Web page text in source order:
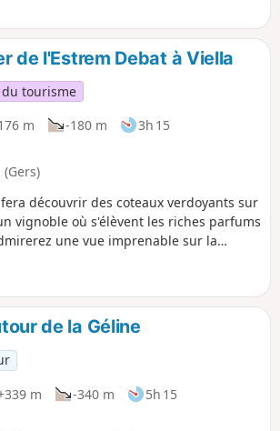
découvrirez différents milieux
verger, et peut-être aurez vous la
des animaux sauvages. En bonus, un
été installé à fin du circuit afin de vous
sous toutes ses textures : une bonne
à la nature. Bonne découverte !
de l'Estrem Debat à Viella
tourisme
m -180 m
3h 15
découvrir des coteaux verdoyants sur
vignoble où s'élèvent les riches parfums
une vue imprenable sur la
de la Géline
m -340 m
5h 15